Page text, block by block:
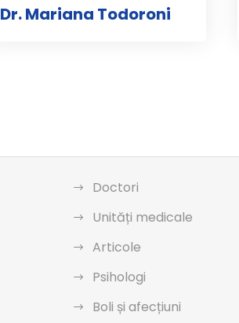
Dr. Mariana Todoroni
Doctori
Unități medicale
Articole
Psihologi
Boli și afecțiuni